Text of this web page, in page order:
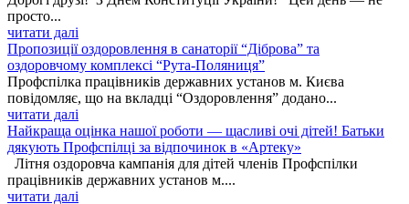
просто...
читати далі
Пропозиції оздоровлення в санаторії “Діброва” та
оздоровчому комплексі “Рута-Поляниця”
Профспілка працівників державних установ м. Києва
повідомляє, що на вкладці “Оздоровлення” додано...
читати далі
Найкраща оцінка нашої роботи — щасливі очі дітей! Батьки
дякують Профспілці за відпочинок в «Артеку»
Літня оздоровча кампанія для дітей членів Профспілки
працівників державних установ м....
читати далі